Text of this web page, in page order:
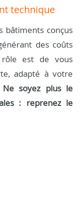
technique
bâtiments conçus
des coûts
rôle est de vous
adapté à votre
Ne soyez plus le
: reprenez le